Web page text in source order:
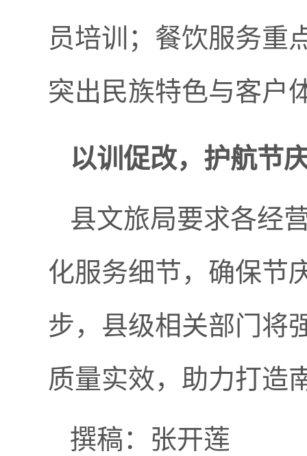
员培训；餐饮服务重
突出民族特色与客户
以训促改，护航节
县文旅局要求各经
化服务细节，确保节
步，县级相关部门将
质量实效，助力打造
撰稿：张开莲